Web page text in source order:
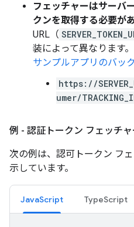
フェッチャーはサーバ
クンを取得する必要が
URL（
装によって異なります。
サンプルアプリのバッ
https://
umer/
例 - 認証トークン フェッチ
次の例は、認可トークン フ
示しています。
JavaScript TypeScript